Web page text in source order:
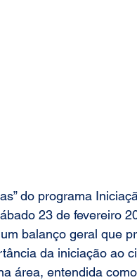
” do programa
23 de fevereiro
balanço geral que
da iniciação ao
área, entendida